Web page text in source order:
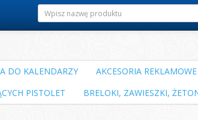
DO KALENDARZY AKCESORIA REKLAMOWE
PISTOLET
BRELOKI, ZAWIESZKI,